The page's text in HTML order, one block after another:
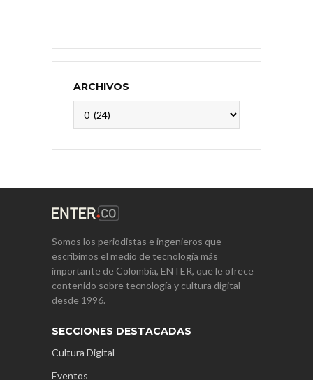
ARCHIVOS
Somos los periodistas e ingenieros que
escribimos el medio de tecnología más
importante de Colombia, ENTER, que le ofrece
contenido sobre tecnología y cultura digital
desde 1996.
SECCIONES DESTACADAS
Cultura Digital
Eventos